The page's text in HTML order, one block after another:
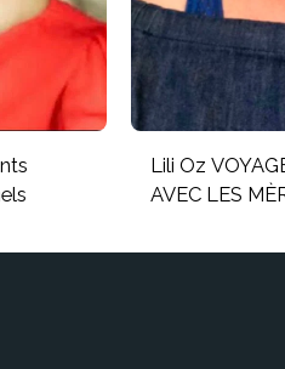
Lili Oz VOYAGE INITIATIQUE
AVEC LES